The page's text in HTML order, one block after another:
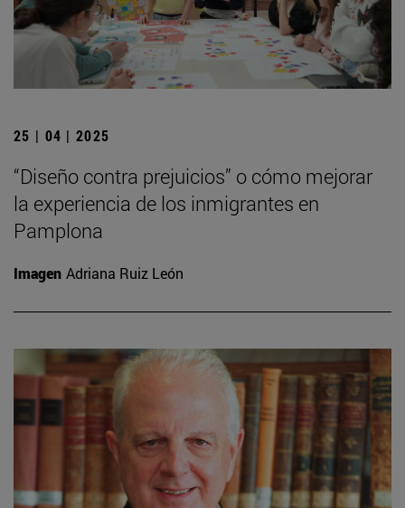
25 | 04 | 2025
“Diseño contra prejuicios” o cómo mejorar
la experiencia de los inmigrantes en
Pamplona
Imagen Adriana Ruiz León